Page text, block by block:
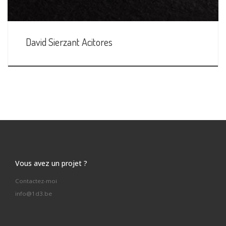
David Sierzant Acitores
Vous avez un projet ?
Contactez-moi
info@1d3.be